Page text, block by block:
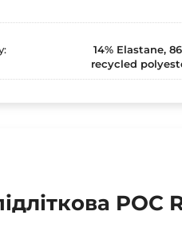
14% Elastane,
recycled
POC